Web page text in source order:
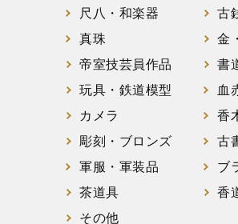
尺八・和楽器
古
真珠
金
帝室技芸員作品
書
玩具・鉄道模型
血
カメラ
香
彫刻・ブロンズ
古
軍服・軍装品
ブ
茶道具
香
その他